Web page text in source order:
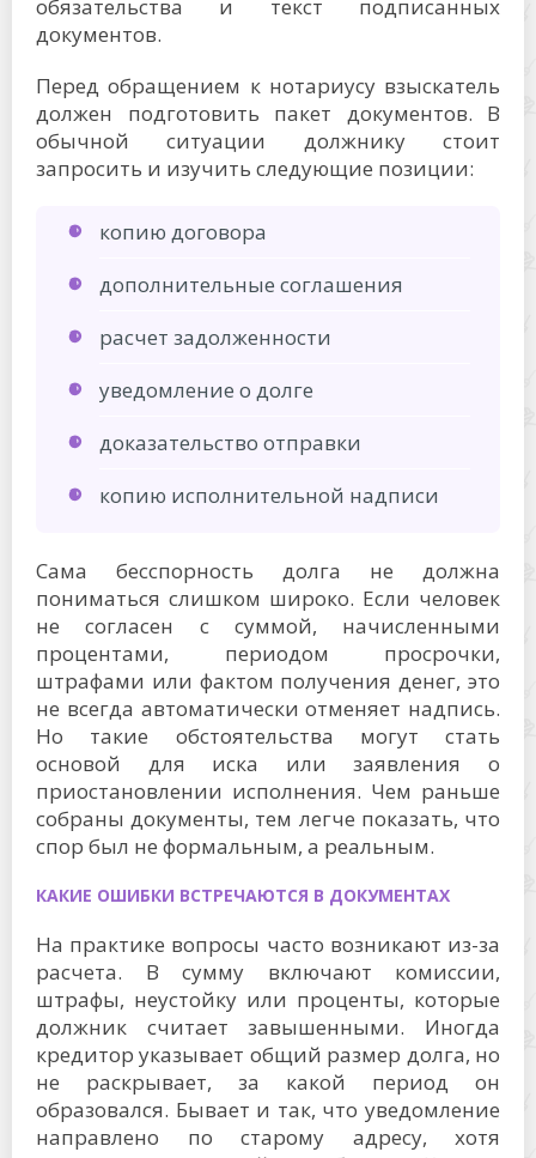
обязательства и текст подписанных
документов.
Перед обращением к нотариусу взыскатель
должен подготовить пакет документов. В
обычной ситуации должнику стоит
запросить и изучить следующие позиции:
копию договора
дополнительные соглашения
расчет задолженности
уведомление о долге
доказательство отправки
копию исполнительной надписи
Сама бесспорность долга не должна
пониматься слишком широко. Если человек
не согласен с суммой, начисленными
процентами, периодом просрочки,
штрафами или фактом получения денег, это
не всегда автоматически отменяет надпись.
Но такие обстоятельства могут стать
основой для иска или заявления о
приостановлении исполнения. Чем раньше
собраны документы, тем легче показать, что
спор был не формальным, а реальным.
КАКИЕ ОШИБКИ ВСТРЕЧАЮТСЯ В ДОКУМЕНТАХ
На практике вопросы часто возникают из-за
расчета. В сумму включают комиссии,
штрафы, неустойку или проценты, которые
должник считает завышенными. Иногда
кредитор указывает общий размер долга, но
не раскрывает, за какой период он
образовался. Бывает и так, что уведомление
направлено по старому адресу, хотя